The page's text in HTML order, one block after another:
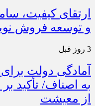
ارتقای کیفیت،
و توسعه فروش
3 روز قبل
آمادگی دولت برای
به اصناف/ تأکید
از معیشت